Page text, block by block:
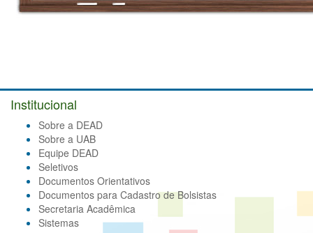
Institucional
Sobre a DEAD
Sobre a UAB
Equipe DEAD
Seletivos
Documentos Orientativos
Documentos para Cadastro de Bolsistas
Secretaria Acadêmica
Sistemas